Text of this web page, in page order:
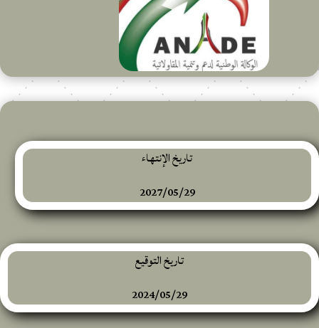
تاريخ الإنتهاء
2027/05/29
تاريخ التوقيع
2024/05/29